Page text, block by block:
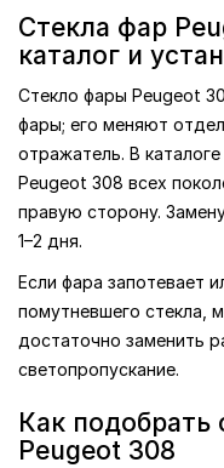
Стекла фар
каталог и
Стекло фары Peugeot
фары; его меняют
отражатель. В
Peugeot 308 всех
правую сторону.
1–2 дня.
Если фара запотевает
помутневшего стекла,
достаточно заменить
светопропускание.
Как подобрать
Peugeot 308